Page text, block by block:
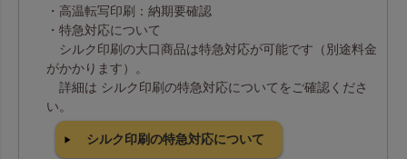
・高温転写印刷：納期要確認
・特急対応について
シルク印刷の大口商品は特急対応が可能です（別途料金
がかかります）。
詳細は シルク印刷の特急対応についてをご確認くださ
い。
シルク印刷の特急対応について